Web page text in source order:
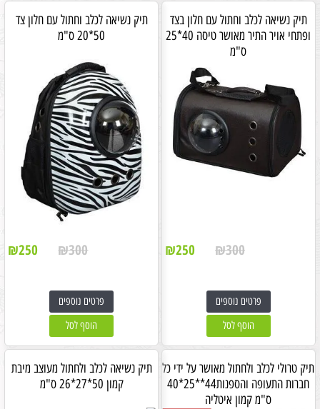
תיק נשיאה לכלב וחתול עם חלון בצד
ופתחי אויר התיר מאושר טיסה 40*25
ס"מ
₪300
₪250
פרטים נוספים
הוסף לסל
תיק נשיאה לכלב וחתול עם חלון צד
50*20 ס"מ
₪300
₪250
פרטים נוספים
הוסף לסל
תיק טרולי לכלב ולחתול מאושר על ידי כל
חברות התעופה והספנות44**25*40
ס"מ קמון איטליה
תיק נשיאה לכלב ולחתול מעוצב מיבת
קמון 50*27*26 ס"מ